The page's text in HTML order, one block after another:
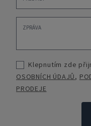
Klepnutím zde
OSOBNÍCH ÚDAJŮ,
PRODEJE